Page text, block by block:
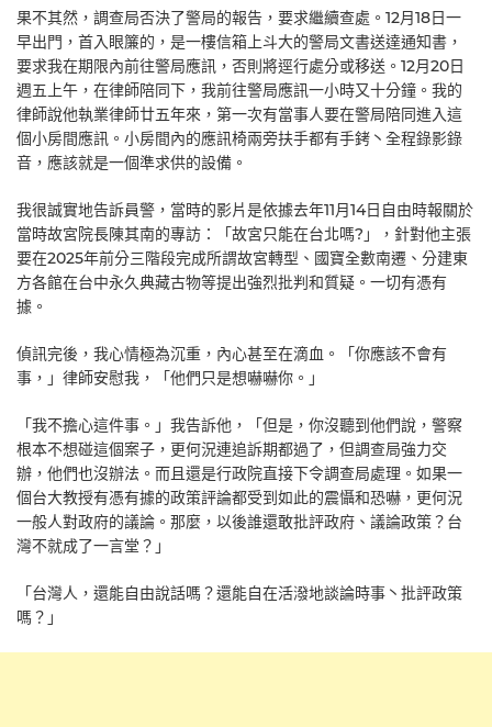
果不其然，調查局否決了警局的報告，要求繼續查處。12月18日一
早出門，首入眼簾的，是一樓信箱上斗大的警局文書送達通知書，
要求我在期限內前往警局應訊，否則將逕行處分或移送。12月20日
週五上午，在律師陪同下，我前往警局應訊一小時又十分鐘。我的
律師說他執業律師廿五年來，第一次有當事人要在警局陪同進入這
個小房間應訊。小房間內的應訊椅兩旁扶手都有手銬丶全程錄影錄
音，應該就是一個準求供的設備。
我很誠實地告訴員警，當時的影片是依據去年11月14日自由時報關於
當時故宮院長陳其南的專訪：「故宮只能在台北嗎?」，針對他主張
要在2025年前分三階段完成所謂故宮轉型、國寶全數南遷、分建東
方各館在台中永久典藏古物等提出強烈批判和質疑。一切有憑有
據。
偵訊完後，我心情極為沉重，內心甚至在滴血。「你應該不會有
事，」律師安慰我，「他們只是想嚇嚇你。」
「我不擔心這件事。」我告訴他，「但是，你沒聽到他們說，警察
根本不想碰這個案子，更何況連追訴期都過了，但調查局強力交
辦，他們也沒辦法。而且還是行政院直接下令調查局處理。如果一
個台大教授有憑有據的政策評論都受到如此的震懾和恐嚇，更何況
一般人對政府的議論。那麼，以後誰還敢批評政府、議論政策？台
灣不就成了一言堂？」
「台灣人，還能自由說話嗎？還能自在活潑地談論時事丶批評政策
嗎？」